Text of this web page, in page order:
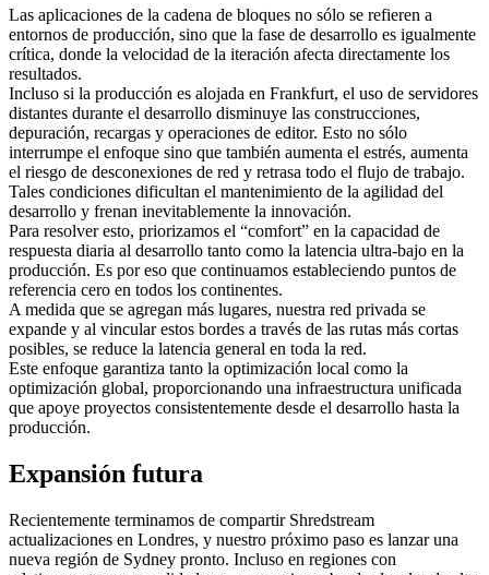
Las aplicaciones de la cadena de bloques no sólo se refieren a
entornos de producción, sino que la fase de desarrollo es igualmente
crítica, donde la velocidad de la iteración afecta directamente los
resultados.
Incluso si la producción es alojada en Frankfurt, el uso de servidores
distantes durante el desarrollo disminuye las construcciones,
depuración, recargas y operaciones de editor. Esto no sólo
interrumpe el enfoque sino que también aumenta el estrés, aumenta
el riesgo de desconexiones de red y retrasa todo el flujo de trabajo.
Tales condiciones dificultan el mantenimiento de la agilidad del
desarrollo y frenan inevitablemente la innovación.
Para resolver esto, priorizamos el “comfort” en la capacidad de
respuesta diaria al desarrollo tanto como la latencia ultra-bajo en la
producción. Es por eso que continuamos estableciendo puntos de
referencia cero en todos los continentes.
A medida que se agregan más lugares, nuestra red privada se
expande y al vincular estos bordes a través de las rutas más cortas
posibles, se reduce la latencia general en toda la red.
Este enfoque garantiza tanto la optimización local como la
optimización global, proporcionando una infraestructura unificada
que apoye proyectos consistentemente desde el desarrollo hasta la
producción.
Expansión futura
Recientemente terminamos de compartir Shredstream
actualizaciones en Londres, y nuestro próximo paso es lanzar una
nueva región de Sydney pronto. Incluso en regiones con